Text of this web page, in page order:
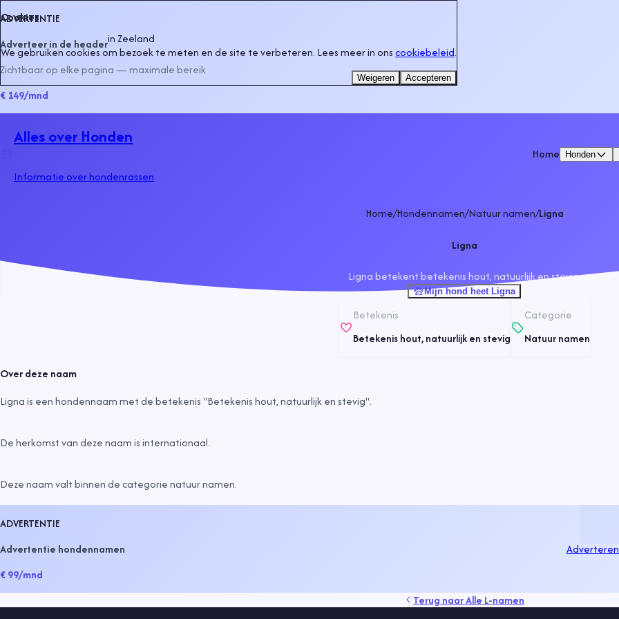
ADVERTENTIE
Adverteer in de headerinZeeland
Zichtbaar op elke pagina — maximale bereik
€ 149/mnd
Alles over Honden
Informatie over hondenrassen
Home Honden
Home/Hondennamen/Natuur namen/Ligna
Ligna
Ligna betekent betekenis hout, natuurlijk en stevig.
Mijn hond heet Ligna
Betekenis
Betekenis hout, natuurlijk en stevig
Categorie
Natuur namen
Over deze naam
Ligna is een hondennaam met de betekenis "Betekenis hout, natuurlijk en stevig".
De herkomst van deze naam isinternationaal.
Deze naam valt binnen de categorienatuur namen.
ADVERTENTIE
Advertentie hondennamen
€ 99/mnd
Adverteren
Terug naarAlle L-namen
Cookies
We gebruiken cookies om bezoek te meten en de site te verbeteren. Lees meer in onscookiebeleid.
Weigeren Accepteren